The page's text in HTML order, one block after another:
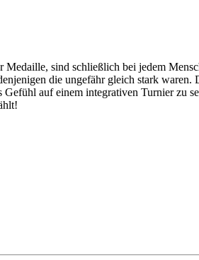
sind schließlich bei jedem
die ungefähr gleich stark
Gefühl auf einem integrativen Turnier